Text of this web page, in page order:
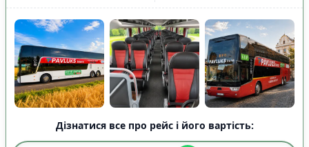
Дізнатися все про рейс і його вартість: